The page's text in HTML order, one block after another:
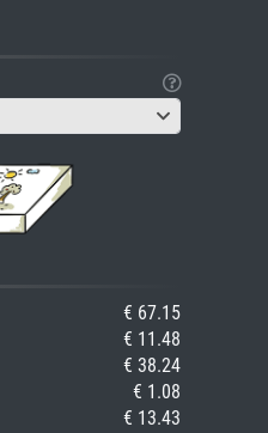
€ 67.15
€ 11.48
€ 38.24
€ 1.08
€ 13.43